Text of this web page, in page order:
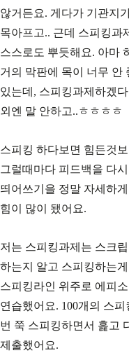
않거든요. 게다가 기관지
목아프고.. 근데 스피킹과
스스로도 뿌듯해요. 아마
거의 막판에 목이 너무 안
있는데, 스피킹과제하겠
외엔 말 안하고..ㅎㅎㅎㅎ
스피킹 하다보면 힘든것
그럴때마다 피드백을 다
띄어쓰기을 정말 자세하
힘이 많이 됐어요.
저는 스피킹과제는 스크
하는지 알고 스피킹하는
스피킹라인 위주로 에피
연습했어요. 100개의 스
번 쭉 스피킹하면서 흝고
제출했어요.